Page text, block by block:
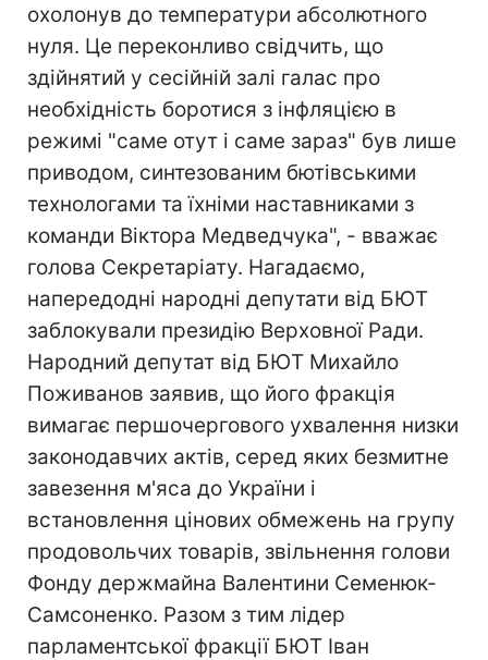
охолонув до температури абсолютного
нуля. Це переконливо свідчить, що
здійнятий у сесійній залі галас про
необхідність боротися з інфляцією в
режимі "саме отут і саме зараз" був лише
приводом, синтезованим бютівськими
технологами та їхніми наставниками з
команди Віктора Медведчука", - вважає
голова Секретаріату. Нагадаємо,
напередодні народні депутати від БЮТ
заблокували президію Верховної Ради.
Народний депутат від БЮТ Михайло
Поживанов заявив, що його фракція
вимагає першочергового ухвалення низки
законодавчих актів, серед яких безмитне
завезення м'яса до України і
встановлення цінових обмежень на групу
продовольчих товарів, звільнення голови
Фонду держмайна Валентини Семенюк-
Самсоненко. Разом з тим лідер
парламентської фракції БЮТ Іван